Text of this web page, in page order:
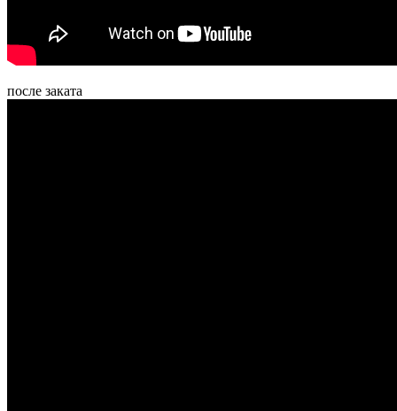
после заката